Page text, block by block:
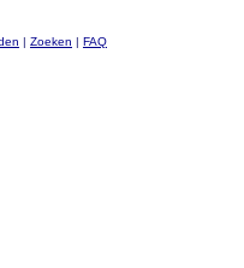
| Zoeken | FAQ